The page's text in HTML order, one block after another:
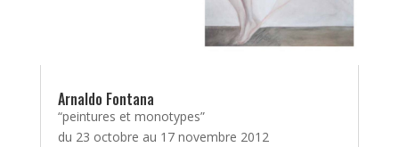
Arnaldo Fontana
“peintures et monotypes”
du 23 octobre au 17 novembre 2012